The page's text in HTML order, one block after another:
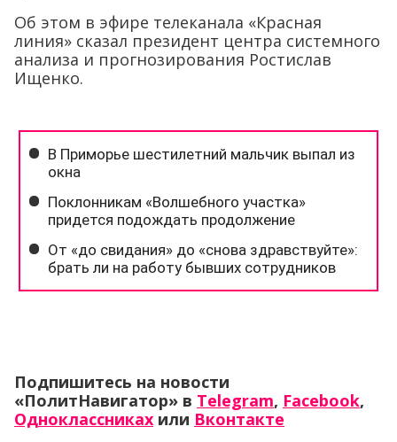
Об этом в эфире телеканала «Красная
линия» сказал президент центра системного
анализа и прогнозирования Ростислав
Ищенко.
Подпишитесь на новости
«ПолитНавигатор» в Telegram, Facebook,
Одноклассниках или Вконтакте